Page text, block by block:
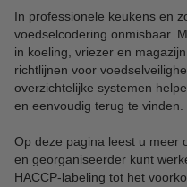
In professionele keukens en
voedselcodering onmisbaar.
in koeling, vriezer en
richtlijnen voor
overzichtelijke systemen
en eenvoudig terug te vinden.
Op deze pagina leest u meer
en georganiseerder kunt
HACCP-labeling tot het